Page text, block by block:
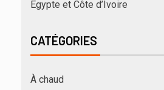
Égypte et Côte d’Ivoire
CATÉGORIES
À chaud